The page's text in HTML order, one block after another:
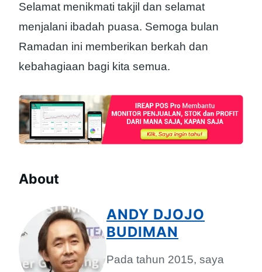
Selamat menikmati takjil dan selamat
menjalani ibadah puasa. Semoga bulan
Ramadan ini memberikan berkah dan
kebahagiaan bagi kita semua.
About
ANDY DJOJO
BUDIMAN
Pada tahun 2015, saya